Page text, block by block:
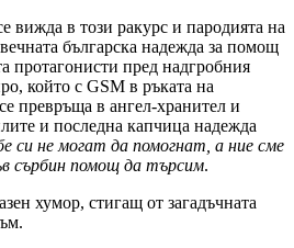
вижда в този ракурс и пародията на
българска надежда за помощ
протагонисти пред надгробния
който с GSM в ръката на
превръща в ангел-хранител и
и последна капчица надежда
си не могат да помогнат, а ние сме
сърбин помощ да търсим.
хумор, стигащ от загадъчната